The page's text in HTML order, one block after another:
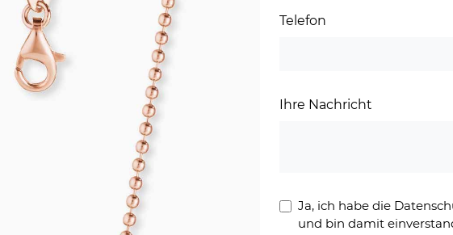
Telefon
Ihre Nachricht
Ja, ich habe die
und bin damit